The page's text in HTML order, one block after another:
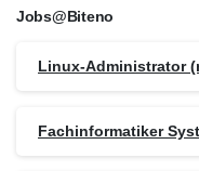
Jobs@Biteno
Linux-Administrator
Fachinformatiker